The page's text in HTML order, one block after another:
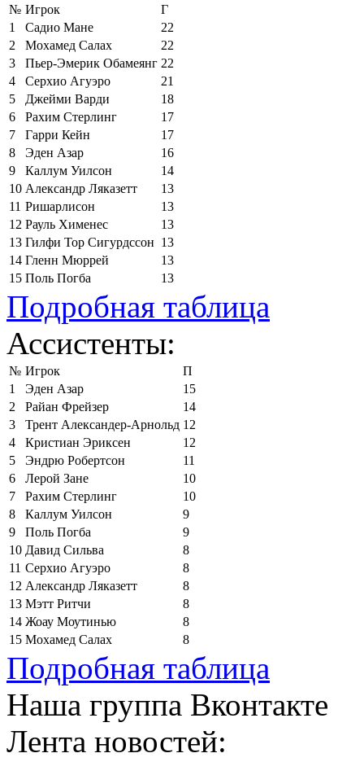
№ Игрок
Г
1
Садио Мане
22
2
Мохамед Салах
22
3
Пьер-Эмерик Обамеянг 22
4
Серхио Агуэро
21
5
Джейми Варди
18
6
Рахим Стерлинг
17
7
Гарри Кейн
17
8
Эден Азар
16
9
Каллум Уилсон
14
10 Александр Ляказетт
13
11 Ришарлисон
13
12 Рауль Хименес
13
13 Гилфи Тор Сигурдссон 13
14 Гленн Мюррей
13
15 Поль Погба 13
Подробная таблица
Ассистенты:
№ Игрок
П
1
Эден Азар
15
2
Райан Фрейзер
14
3
Трент Александер-Арнольд 12
4
Кристиан Эриксен
12
5
Эндрю Робертсон
11
6
Лерой Зане
10
7
Рахим Стерлинг
10
8
Каллум Уилсон
9
9
Поль Погба
9
10 Давид Сильва
8
11 Серхио Агуэро
8
12 Александр Ляказетт
8
13 Мэтт Ритчи
8
14 Жоау Моутинью
8
15 Мохамед Салах 8
Подробная таблица
Наша группа Вконтакте
Лента новостей: